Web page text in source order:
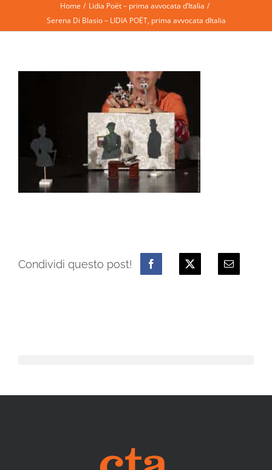
Home
Lidia Poët – prima avvocata d’Italia
Serena Di Blasio – LIDIA POËT, prima avvocata dItalia
Condividi questo post!